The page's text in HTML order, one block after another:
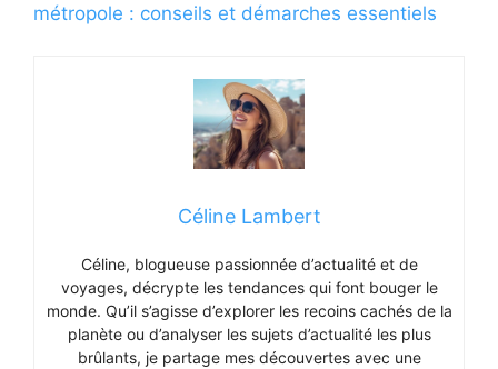
métropole : conseils et démarches essentiels
Céline Lambert
Céline, blogueuse passionnée d’actualité et de
voyages, décrypte les tendances qui font bouger le
monde. Qu’il s’agisse d’explorer les recoins cachés de la
planète ou d’analyser les sujets d’actualité les plus
brûlants, je partage mes découvertes avec une